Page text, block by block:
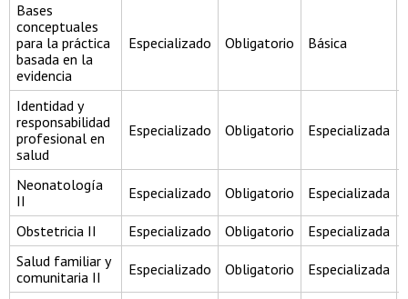
Bases
conceptuales
para la práctica
basada en la
evidencia
Especializado Obligatorio Básica
Identidad y
responsabilidad
profesional en
salud
Especializado Obligatorio Especializada
Neonatología
II
Especializado Obligatorio Especializada
Obstetricia II Especializado Obligatorio Especializada
Salud familiar y
comunitaria II
Especializado Obligatorio Especializada